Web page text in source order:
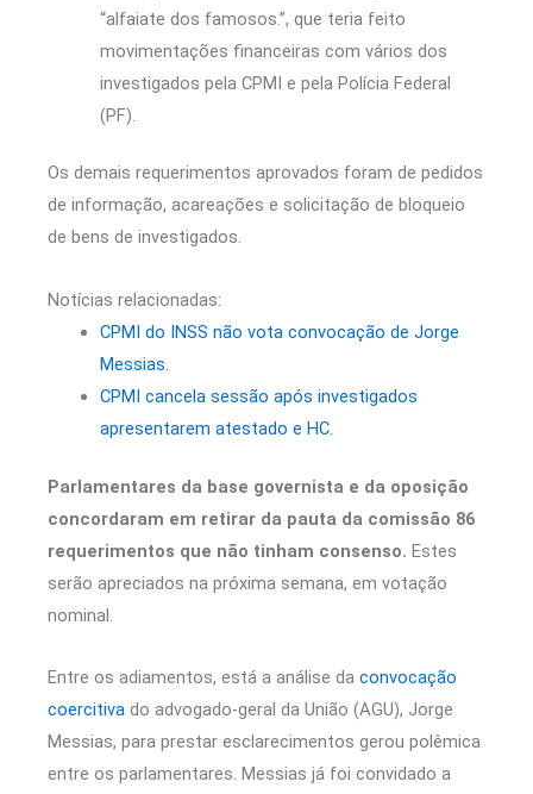
“alfaiate dos famosos.”, que teria feito
movimentações financeiras com vários dos
investigados pela CPMI e pela Polícia Federal
(PF).
Os demais requerimentos aprovados foram de pedidos
de informação, acareações e solicitação de bloqueio
de bens de investigados.
Notícias relacionadas:
CPMI do INSS não vota convocação de Jorge
Messias.
CPMI cancela sessão após investigados
apresentarem atestado e HC.
Parlamentares da base governista e da oposição
concordaram em retirar da pauta da comissão 86
requerimentos que não tinham consenso. Estes
serão apreciados na próxima semana, em votação
nominal.
Entre os adiamentos, está a análise da convocação
coercitiva do advogado-geral da União (AGU), Jorge
Messias, para prestar esclarecimentos gerou polêmica
entre os parlamentares. Messias já foi convidado a